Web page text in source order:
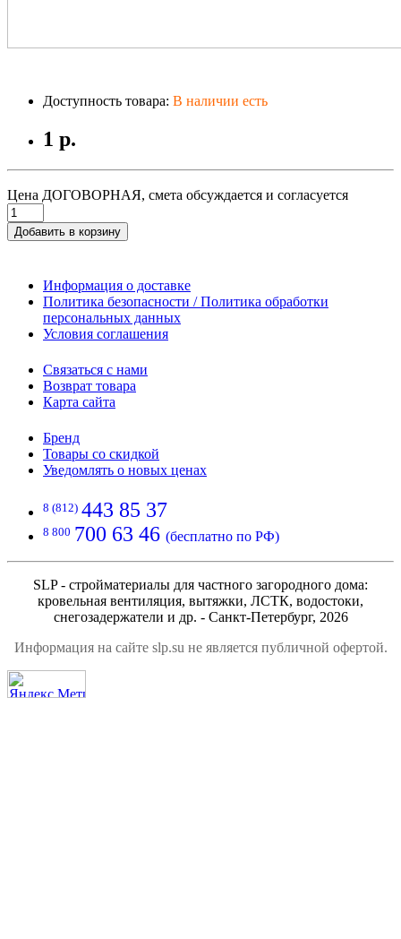
Доступность товара: В наличии есть
1 р.
Цена ДОГОВОРНАЯ, смета обсуждается и согласуется
Добавить в корзину
Информация о доставке
Политика безопасности / Политика обработки
персональных данных
Условия соглашения
Связаться с нами
Возврат товара
Карта сайта
Бренд
Товары со скидкой
Уведомлять о новых ценах
8 (812) 443 85 37
8 800 700 63 46 (бесплатно по РФ)
SLP - стройматериалы для частного загородного дома:
кровельная вентиляция, вытяжки, ЛСТК, водостоки,
снегозадержатели и др. - Санкт-Петербург, 2026
Информация на сайте slp.su не является публичной офертой.